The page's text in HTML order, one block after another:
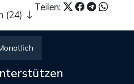
Teilen:
(24)